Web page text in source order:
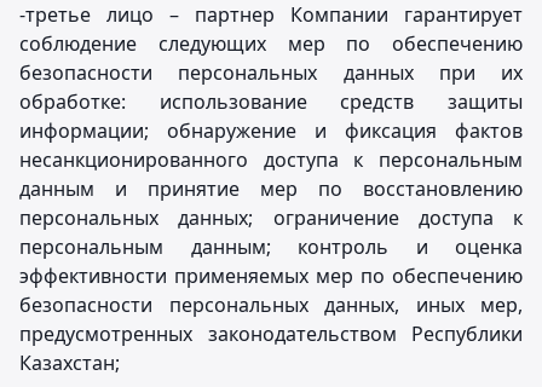
-третье лицо – партнер Компании гарантирует
соблюдение следующих мер по обеспечению
безопасности персональных данных при их
обработке: использование средств защиты
информации; обнаружение и фиксация фактов
несанкционированного доступа к персональным
данным и принятие мер по восстановлению
персональных данных; ограничение доступа к
персональным данным; контроль и оценка
эффективности применяемых мер по обеспечению
безопасности персональных данных, иных мер,
предусмотренных законодательством Республики
Казахстан;